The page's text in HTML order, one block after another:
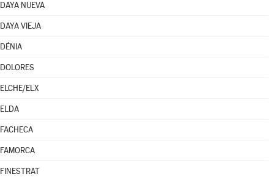
DAYA NUEVA
DAYA VIEJA
DÉNIA
DOLORES
ELCHE/ELX
ELDA
FACHECA
FAMORCA
FINESTRAT